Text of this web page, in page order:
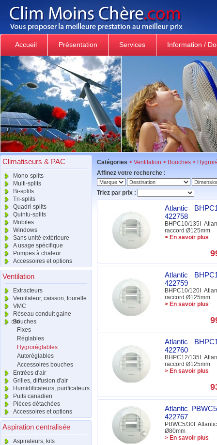
Accueil Présentation Services Information /
Climatiseurs & PAC
Mono-splits
Multi-splits
Bi-splits
Tri-splits
Quadri-splits
Quintu-splits
Mobiles
Windows
Sans unité extérieure
A usage spécifique
Pompes à chaleur
Accessoires et options
Ventilation
Extracteurs
Ventilateur, caisson, tourelle
VMC
Réseau conduit gaine
raccordBouches
Fixes
Réglables
Hygroréglables
Autoréglables
Accessoires bouches
Entrées d'air
Grilles, diffusion d'air
Humidificateurs, purificateurs
Puits canadien
Pièces détachées
Accessoires et options
Aspiration centralisée
Aspirateurs, kits
Catégories > Ventilation > Bouches >
Affinez votre recherche :
Triez par prix :
Atlantic
422758
BHPC10/135I
raccord Ø125mm
> En savoir plus
Atlantic
422759
BHPC10/120I
raccord Ø125mm
> En savoir plus
Atlantic
422760
BHPC12/135I
raccord Ø125mm
> En savoir plus
Atlantic
422767
PBWC5/30I
Ø80mm
> En savoir plus